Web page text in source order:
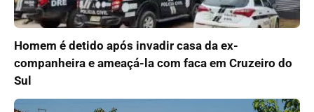
Homem é detido após invadir casa da ex-
companheira e ameaçá-la com faca em Cruzeiro do
Sul